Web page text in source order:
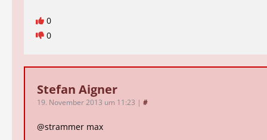
0
0
Stefan Aigner
19. November 2013 um 11:23 | #
@strammer max